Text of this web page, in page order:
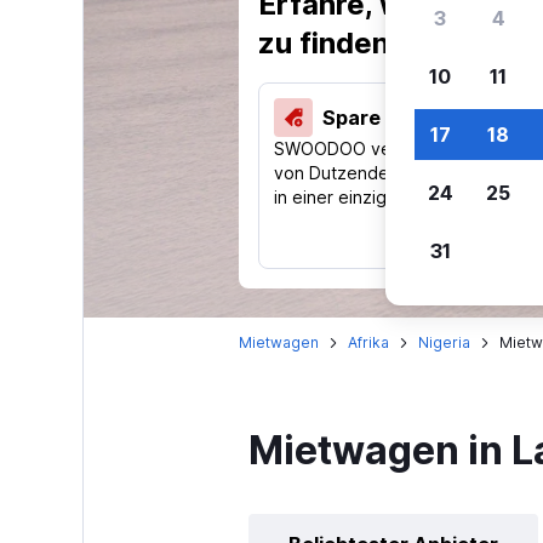
zu finden.
Spare 40 % und mehr
SWOODOO vergleicht Preise
von Dutzenden Reise-Websites
in einer einzigen Suche.
Mietwagen Afrika Nigeria
Mietwagen in
3 4
10 11
17 18
24 25
31